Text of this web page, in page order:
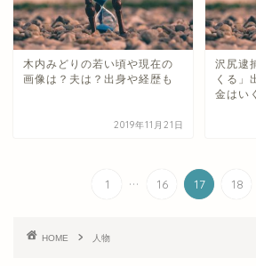
木内みどりの若い頃や現在の
画像は？夫は？出身や経歴も
2019年11月21日
沢尻逮
くる」
金はい
1 ... 16 17 18
HOME 人物